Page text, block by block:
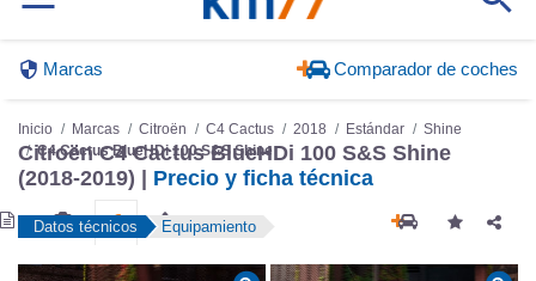
Marcas Comparador de coches
Inicio Marcas Citroën C4 Cactus 2018 Estándar
Shine
C4 Cactus BlueHDi 100 S&S Shine
Citroën C4 Cactus BlueHDi 100 S&S Shine
(2018-2019) | Precio y ficha técnica
Datos técnicos Equipamiento